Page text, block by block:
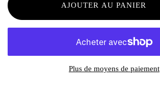
AJOUTER AU PANIER
Plus de moyens de paiement